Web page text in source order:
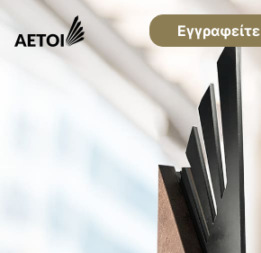
Εγγραφείτε